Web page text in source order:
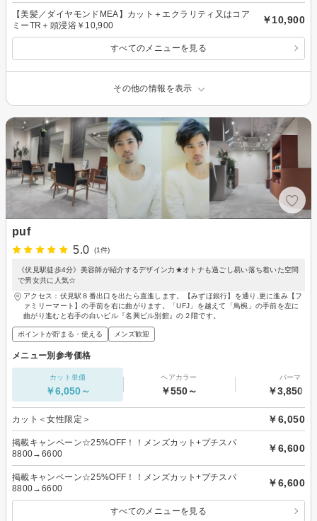
【美髪／ダイヤモンドMEA】カット＋エクラリティ又はコア
ミーTR＋頭浸浴￥10,900
￥10,900
すべてのメニューを見る
その他の情報を表示
puf
5.0
(1件)
《伏見駅徒歩4分》美容師が紹介するデザイン力★オトナも過ごし易い落ち着いた空間
で男女共に人気☆
アクセス：伏見駅８番出口を出たら直進します。【みずほ銀行】を通り,更に進み【フ
ァミリーマート】の手前を右に曲がります。「UFJ」を越えて「鳥椀」の手前を左に
曲がり進むと右手の白いビル『名興ビル別館』の２階です。
ポイントが貯まる・使える メンズ歓迎
メニュー別参考価格
カット単価
￥6,050～
ヘアカラー
￥550～
パーマ
￥3,850～
カット＜女性限定＞ ￥6,050
掲載キャンペーン☆25%OFF！！メンズカット+プチスパ
8800→6600
￥6,600
掲載キャンペーン☆25%OFF！！メンズカット+プチスパ
8800→6600
￥6,600
すべてのメニューを見る